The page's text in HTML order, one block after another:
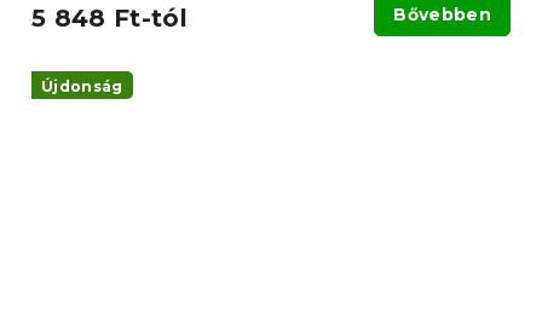
5 848 Ft-tól Bővebben
Újdonság